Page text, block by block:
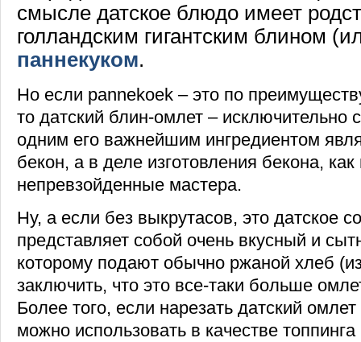
смысле датское блюдо имеет
голландским гигантским блином
паннекуком.
Но если pannekoek – это по
то датский блин-омлет –
одним его важнейшим ингредиентом
бекон, а в деле изготовления бекона,
непревзойденные мастера.
Ну, а если без выкрутасов, это датское
представляет собой очень вкусный и
которому подают обычно ржаной хлеб
заключить, что это все-таки больше
Более того, если нарезать датский
можно использовать в качестве